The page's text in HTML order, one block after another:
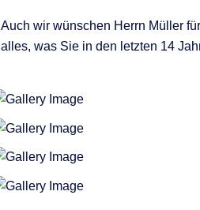
Auch wir wünschen Herrn Müller
alles, was Sie in den letzten 14